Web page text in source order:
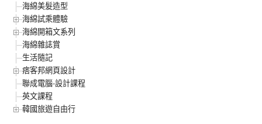
海綿美髮造型
海綿試乘體驗
海綿開箱文系列
海綿雜誌賞
生活隨記
痞客邦網頁設計
聯成電腦-設計課程
英文課程
韓國旅遊自由行